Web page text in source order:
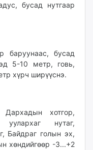
бусад нутгаар
баруунаас, бусад
5-10 метр, говь,
хүрч ширүүснэ.
Дархадын хотгор,
нутаг,
Байдраг голын эх,
хөндийгөөр -3...+2